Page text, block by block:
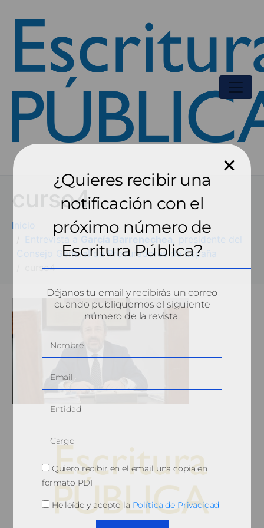
curso4
Inicio
Entrevista a García Barrenechea,
presidente del
Consejo General de Procuradores de España
curso4
¿Quieres recibir una
notificación con el
próximo número de
Escritura Pública?
Déjanos tu email y recibirás un correo
cuando publiquemos el siguiente
número de la revista.
Quiero recibir en el email una copia en
formato PDF
He leído y acepto la Política de Privacidad